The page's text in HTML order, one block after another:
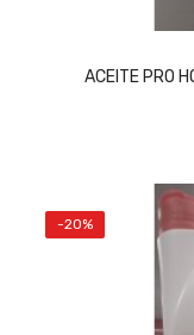
ACEITE PRO
-20%